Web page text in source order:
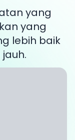
yang
yang
lebih baik